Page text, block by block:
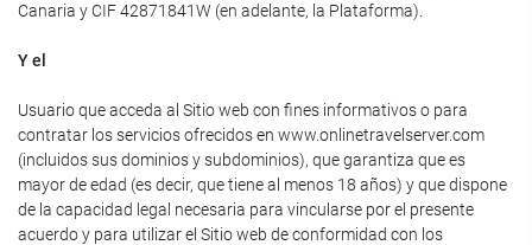
Canaria y CIF 42871841W (en adelante, la Plataforma).
Y el
Usuario que acceda al Sitio web con fines informativos o para
contratar los servicios ofrecidos en www.onlinetravelserver.com
(incluidos sus dominios y subdominios), que garantiza que es
mayor de edad (es decir, que tiene al menos 18 años) y que dispone
de la capacidad legal necesaria para vincularse por el presente
acuerdo y para utilizar el Sitio web de conformidad con los